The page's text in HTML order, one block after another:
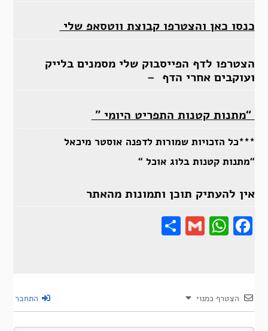
כנסו כאן והצטרפו קבוצת ווטסאפ שלי
הצטרפו לדף הפייסבוק שלי מסמנים בלייק
ועוקבים אחרי הדף –
“מתנות קטנות התפריט היומי ”
***כל הזכויות שמורות לדפנה אוסטר מיכאל
“מתנות קטנות בלוג אוכל “
אין להעתיק תוכן ותמונות מהאתר
Gmail
Share
הצטרף כמנוי התחבר